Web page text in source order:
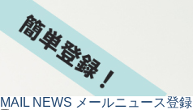
MAIL NEWS メールニュース登録